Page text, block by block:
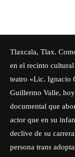
Tlaxcala, Tlax.
en el recinto
teatro «Lic. Ignacio
Guillermo Valle,
documental que
actor que en su
declive de su
persona trans